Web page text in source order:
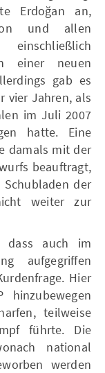
Erdoğan an,
und allen
einer neuen
gab es
vier Jahren, als
im Juli 2007
hatte. Eine
damals mit der
beauftragt,
der
weiter zur
dass auch im
aufgegriffen
Hier
teilweise
führte. Die
national
werden